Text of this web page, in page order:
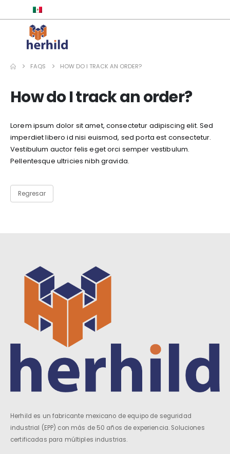
FAQS HOW DO I TRACK AN ORDER?
How do I track an order?
Lorem ipsum dolor sit amet, consectetur adipiscing elit. Sed
imperdiet libero id nisi euismod, sed porta est consectetur.
Vestibulum auctor felis eget orci semper vestibulum.
Pellentesque ultricies nibh gravida.
Regresar
Herhild es un fabricante mexicano de equipo de seguridad
industrial (EPP) con más de 50 años de experiencia. Soluciones
certificadas para múltiples industrias.